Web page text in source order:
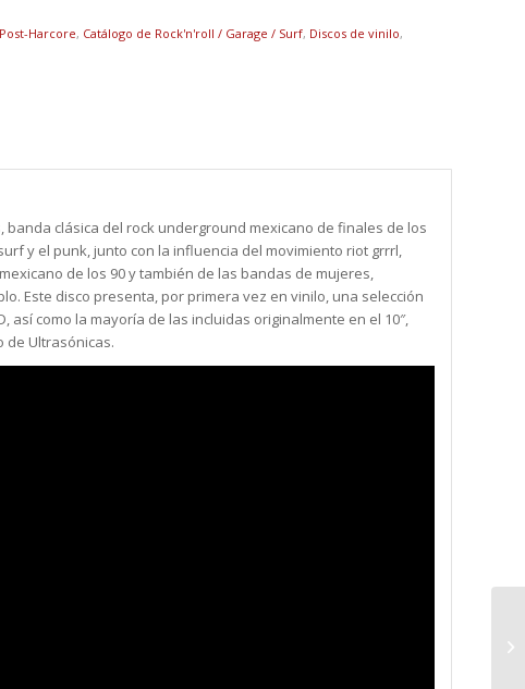
Harcore, Catálogo de Rock'n'roll / Garage / Surf, Discos de vinilo,
clásica del rock underground mexicano de finales de los
y el punk, junto con la influencia del movimiento riot grrrl,
de los 90 y también de las bandas de mujeres,
Este disco presenta, por primera vez en vinilo, una selección
como la mayoría de las incluidas originalmente en el 10″,
de Ultrasónicas.